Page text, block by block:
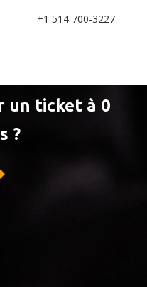
+1 514 700-3227
un ticket à 0
?